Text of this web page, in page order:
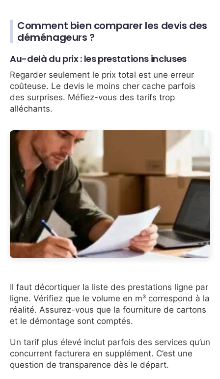
Comment bien comparer les devis des
déménageurs ?
Au-delà du prix : les prestations incluses
Regarder seulement le prix total est une erreur
coûteuse. Le devis le moins cher cache parfois
des surprises. Méfiez-vous des tarifs trop
alléchants.
Il faut décortiquer la liste des prestations ligne par
ligne. Vérifiez que le volume en m³ correspond à la
réalité. Assurez-vous que la fourniture de cartons
et le démontage sont comptés.
Un tarif plus élevé inclut parfois des services qu’un
concurrent facturera en supplément. C’est une
question de transparence dès le départ.